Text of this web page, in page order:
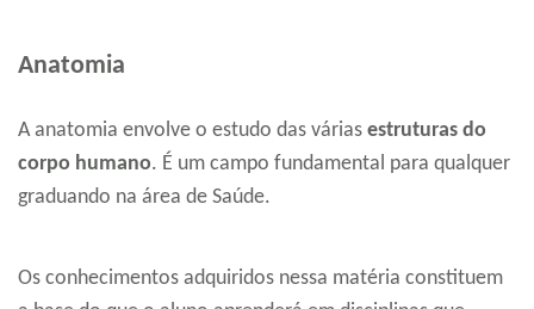
Anatomia
A anatomia envolve o estudo das várias estruturas do
corpo humano. É um campo fundamental para qualquer
graduando na área de Saúde.
Os conhecimentos adquiridos nessa matéria constituem